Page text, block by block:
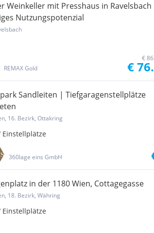
Weinkeller mit Presshaus in Ravelsbach
Nutzungspotenzial
REMAX Gold
€
€
Sandleiten | Tiefgaragenstellplätze
16. Bezirk, Ottakring
Einstellplätze
360lage eins GmbH
in der 1180 Wien, Cottagegasse
18. Bezirk, Währing
Einstellplätze